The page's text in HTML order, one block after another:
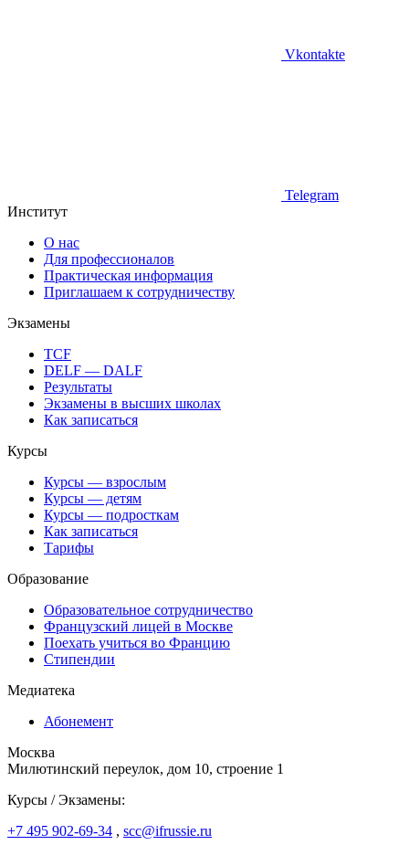
Vkontakte
Telegram
Институт
О нас
Для профессионалов
Практическая информация
Приглашаем к сотрудничеству
Экзамены
TCF
DELF — DALF
Результаты
Экзамены в высших школах
Как записаться
Курсы
Курсы — взрослым
Курсы — детям
Курсы — подросткам
Как записаться
Тарифы
Образование
Образовательное сотрудничество
Французский лицей в Москве
Поехать учиться во Францию
Стипендии
Медиатека
Абонемент
Москва
Милютинский переулок, дом 10, строение 1
Курсы / Экзамены:
+7 495 902-69-34 , scc@ifrussie.ru